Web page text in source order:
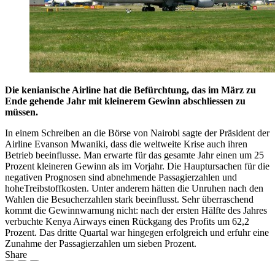
Die kenianische Airline hat die Befürchtung, das im März zu
Ende gehende Jahr mit kleinerem Gewinn abschliessen zu
müssen.
In einem Schreiben an die Börse von Nairobi sagte der Präsident der
Airline Evanson Mwaniki, dass die weltweite Krise auch ihren
Betrieb beeinflusse. Man erwarte für das gesamte Jahr einen um 25
Prozent kleineren Gewinn als im Vorjahr. Die Hauptursachen für die
negativen Prognosen sind abnehmende Passagierzahlen und
hoheTreibstoffkosten. Unter anderem hätten die Unruhen nach den
Wahlen die Besucherzahlen stark beeinflusst. Sehr überraschend
kommt die Gewinnwarnung nicht: nach der ersten Hälfte des Jahres
verbuchte Kenya Airways einen Rückgang des Profits um 62,2
Prozent. Das dritte Quartal war hingegen erfolgreich und erfuhr eine
Zunahme der Passagierzahlen um sieben Prozent.
Share